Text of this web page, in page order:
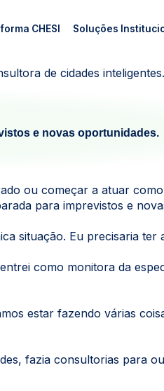
CHESI Soluções
de cidades
e novas oportunidades.
ou começar a atuar
para imprevistos e
situação. Eu precisaria ter
como monitora da
estar fazendo várias
fazia consultorias para